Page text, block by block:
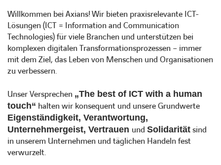
Willkommen bei Axians! Wir bieten praxisrelevante ICT-
Lösungen (ICT = Information and Communication
Technologies) für viele Branchen und unterstützen bei
komplexen digitalen Transformationsprozessen – immer
mit dem Ziel, das Leben von Menschen und Organisationen
zu verbessern.
Unser Versprechen „The best of ICT with a human
touch“ halten wir konsequent und unsere Grundwerte
Eigenständigkeit, Verantwortung,
Unternehmergeist, Vertrauen und Solidarität sind
in unserem Unternehmen und täglichen Handeln fest
verwurzelt.